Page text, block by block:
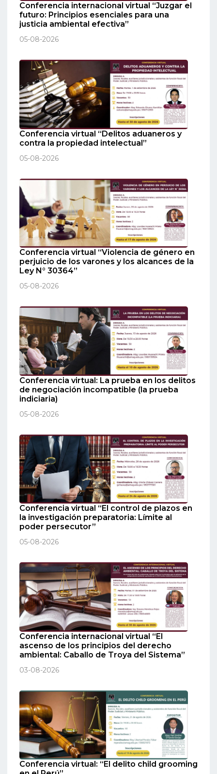
Conferencia internacional virtual “Juzgar el
futuro: Principios esenciales para una
justicia ambiental efectiva”
05-08-2026
Conferencia virtual “Delitos aduaneros y
contra la propiedad intelectual”
05-08-2026
Conferencia virtual “Violencia de género en
perjuicio de los varones y los alcances de la
Ley N° 30364”
05-08-2026
Conferencia virtual: La prueba en los delitos
de negociación incompatible (la prueba
indiciaria)
05-08-2026
Conferencia virtual “El control de plazos en
la investigación preparatoria: Límite al
poder persecutor”
05-08-2026
Conferencia internacional virtual “El
ascenso de los principios del derecho
ambiental: Caballo de Troya del Sistema”
03-08-2026
Conferencia virtual: “El delito child grooming